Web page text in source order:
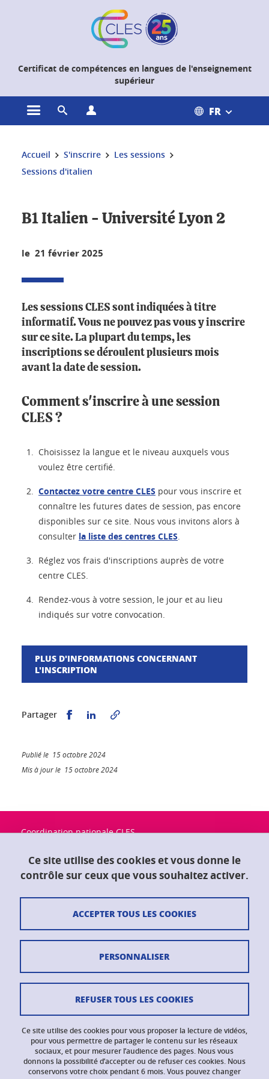
Certificat de compétences en langues de l'enseignement
supérieur
Ouvrir le menu principal
Ouvrir le moteur de recherche FR
Vous êtes ici :
Accueil S'inscrire
Les sessions
Sessions d'italien
B1 Italien - Université Lyon 2
le 21 février 2025
Les sessions CLES sont indiquées à titre
informatif. Vous ne pouvez pas vous y inscrire
sur ce site. La plupart du temps, les
inscriptions se déroulent plusieurs mois
avant la date de session.
Comment s'inscrire à une session
CLES ?
Choisissez la langue et le niveau auxquels vous
voulez être certifié.
Contactez votre centre CLES pour vous inscrire et
connaître les futures dates de session, pas encore
disponibles sur ce site. Nous vous invitons alors à
consulter la liste des centres CLES.
Réglez vos frais d'inscriptions auprès de votre
centre CLES.
Rendez-vous à votre session, le jour et au lieu
indiqués sur votre convocation.
PLUS D'INFORMATIONS CONCERNANT
L'INSCRIPTION
Partager Partager sur Facebook
Partager sur LinkedIn
Publié le 15 octobre 2024
Mis à jour le 15 octobre 2024
Coordination nationale CLES
Maison du doctorat "Jean Kuntzmann"
CS 40700
38058 Grenoble Cedex 9
Plan du site
Données personnelles
Gestion des cookies
Accessibilité : non conforme
Ce site utilise des cookies et vous donne le
contrôle sur ceux que vous souhaitez activer.
Ce site utilise des cookies pour vous proposer la lecture de vidéos,
pour vous permettre de partager le contenu sur les réseaux
sociaux, et pour mesurer l’audience des pages. Nous vous
donnons la possibilité d’accepter ou de refuser ces cookies. Nous
conservons votre choix pendant 6 mois. Vous pouvez changer
ACCEPTER TOUS LES COOKIES
REFUSER TOUS LES COOKIES
PERSONNALISER